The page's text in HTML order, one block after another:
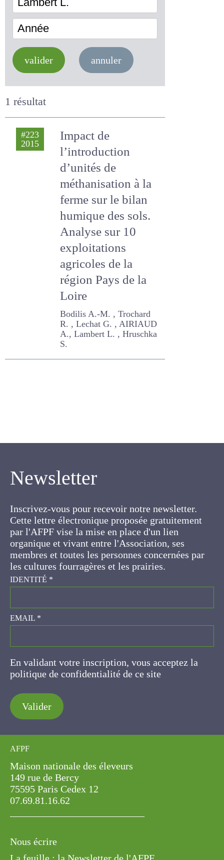
Lambert L.
valider annuler
1 résultat
#223
Impact de
l’introduction
d’unités de
méthanisation à la
ferme sur le bilan
humique des sols.
Analyse sur 10
exploitations
agricoles de la
région Pays de la
Loire
Bodilis A.-M. , Trochard R. ,
Lechat G. , AIRIAUD A.,
Lambert L. , Hruschka S.
Newsletter
Cette lettre électronique proposée
gratuitement par l'AFPF vise la mise en place
d'un lien organique et vivant entre l'Association,
ses membres et toutes les personnes
concernées par les cultures fourragères et les
prairies.
IDENTITÉ*
EMAIL*
En validant votre inscription, vous acceptez la
politique de confidentialité de ce site
Valider
AFPF
Maison nationale des éleveurs
149 rue de Bercy
75595 Paris Cedex 12
07.69.81.16.62
Nous écrire